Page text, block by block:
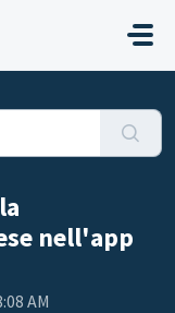
nell'app
AM